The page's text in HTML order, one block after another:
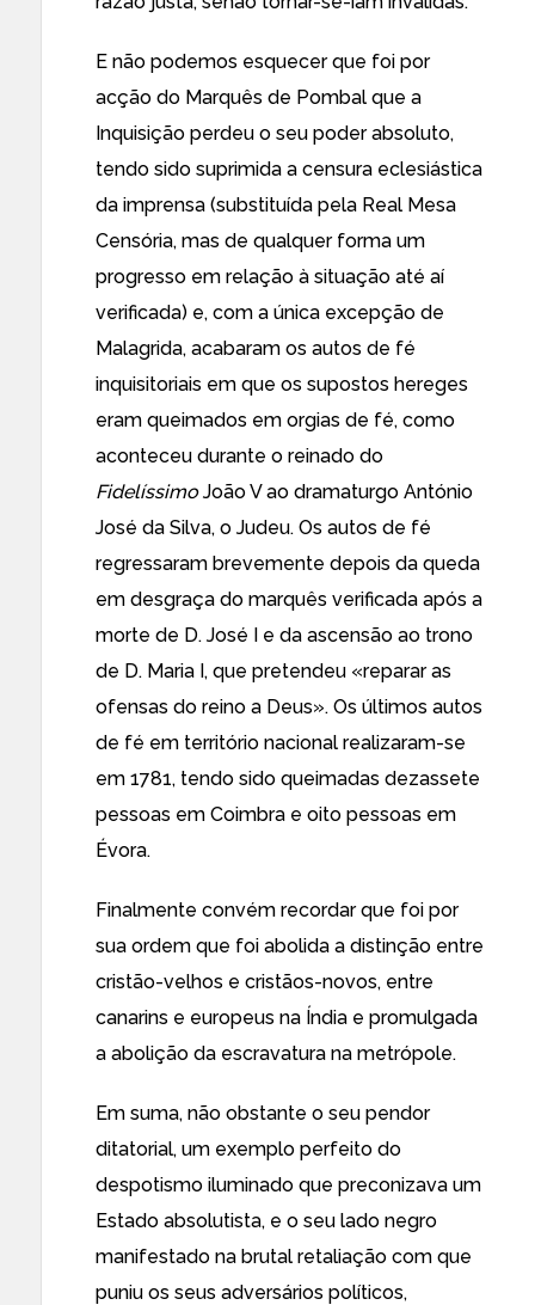
E não podemos esquecer que foi por
acção do Marquês de Pombal que a
Inquisição perdeu o seu poder absoluto,
tendo sido suprimida a censura eclesiástica
da imprensa (substituída pela Real Mesa
Censória, mas de qualquer forma um
progresso em relação à situação até aí
verificada) e, com a única excepção de
Malagrida, acabaram os autos de fé
inquisitoriais em que os supostos hereges
eram queimados em orgias de fé, como
aconteceu durante o reinado do
FidelíssimoJoão V ao dramaturgo António
José da Silva, o Judeu. Os autos de fé
regressaram brevemente depois da queda
em desgraça do marquês verificada após a
morte de D. José I e da ascensão ao trono
de D. Maria I, que pretendeu «reparar as
ofensas do reino a Deus». Os últimos autos
de fé em território nacional realizaram-se
em 1781, tendo sido queimadas dezassete
pessoas em Coimbra e oito pessoas em
Évora.
Finalmente convém recordar que foi por
sua ordem que foi abolida a distinção entre
cristão-velhos e cristãos-novos, entre
canarins e europeus na Índia e promulgada
a abolição da escravatura na metrópole.
Em suma, não obstante o seu pendor
ditatorial, um exemplo perfeito do
despotismo iluminado que preconizava um
Estado absolutista, e o seu lado negro
manifestado na brutal retaliação com que
puniu os seus adversários políticos,